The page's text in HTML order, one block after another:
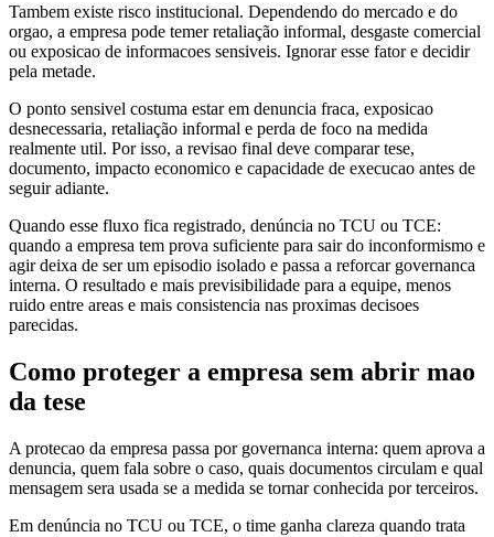
Tambem existe risco institucional. Dependendo do mercado e do
orgao, a empresa pode temer retaliação informal, desgaste comercial
ou exposicao de informacoes sensiveis. Ignorar esse fator e decidir
pela metade.
O ponto sensivel costuma estar em denuncia fraca, exposicao
desnecessaria, retaliação informal e perda de foco na medida
realmente util. Por isso, a revisao final deve comparar tese,
documento, impacto economico e capacidade de execucao antes de
seguir adiante.
Quando esse fluxo fica registrado, denúncia no TCU ou TCE:
quando a empresa tem prova suficiente para sair do inconformismo e
agir deixa de ser um episodio isolado e passa a reforcar governanca
interna. O resultado e mais previsibilidade para a equipe, menos
ruido entre areas e mais consistencia nas proximas decisoes
parecidas.
Como proteger a empresa sem abrir mao
da tese
A protecao da empresa passa por governanca interna: quem aprova a
denuncia, quem fala sobre o caso, quais documentos circulam e qual
mensagem sera usada se a medida se tornar conhecida por terceiros.
Em denúncia no TCU ou TCE, o time ganha clareza quando trata